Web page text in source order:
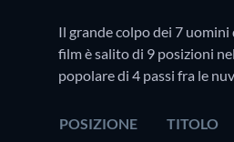
Il grande colpo dei 7
film è salito di 9 posizioni
popolare di 4 passi fra le
POSIZIONE TITOLO